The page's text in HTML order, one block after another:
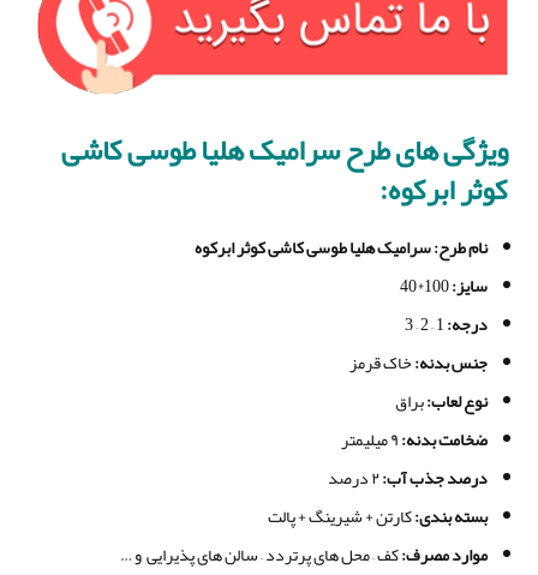
ویژگی های طرح سرامیک هلیا طوسی کاشی
کوثر ابرکوه:
نام طرح: سرامیک هلیا طوسی کاشی کوثر ابرکوه
سایز:
درجه:
1 – 2 – 3
جنس بدنه:خاک قرمز
نوع لعاب:براق
ضخامت بدنه:
درصد جذب آب:
بسته بندی:کارتن + شیرینگ + پالت
موارد مصرف:کف – محل های پرتردد – سالن های پذیرایی و …